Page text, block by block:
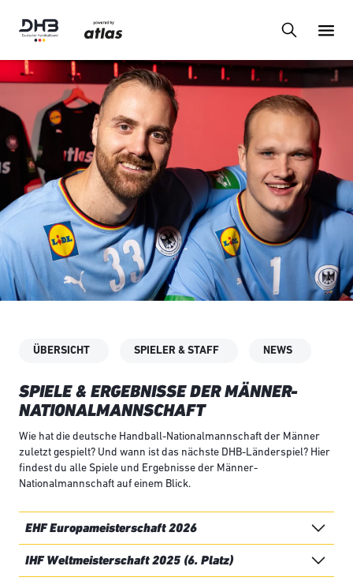
ÜBERSICHT SPIELER & STAFF NEWS
SPIELE & ERGEBNISSE DER MÄNNER-
NATIONALMANNSCHAFT
Wie hat die deutsche Handball-Nationalmannschaft der Männer
zuletzt gespielt? Und wann ist das nächste DHB-Länderspiel? Hier
findest du alle Spiele und Ergebnisse der Männer-
Nationalmannschaft auf einem Blick.
EHF Europameisterschaft 2026
IHF Weltmeisterschaft 2025 (6. Platz)